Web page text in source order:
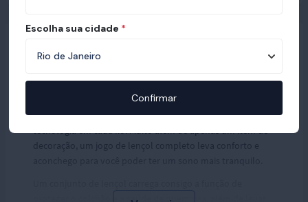
Jogo de Lençol Ortobom
O jogo de lençol Ortobom combina elegância e muita
decoração, um jogo de lençol completo leva conforto e
proteger o colchão e a saúde de quem usa, além de levar
Escolha sua cidade *
Confirmar